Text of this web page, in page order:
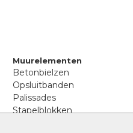
Muurelementen
Betonbielzen
Opsluitbanden
Palissades
Stapelblokken